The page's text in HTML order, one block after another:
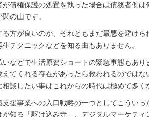
が債権保護の処置を執った場合は債務者側
の山です。
る方が良いのか、それともまだ最悪を避け
テクニックなどを知る由もありません。
いなどで生活原資ショートの緊急事態もあ
えてくれる存在があったら救われるのでは
談したい事はこれからの時代は極めて多く
支援事業への入口戦略の一つとしてこうい
が知る「駆け込み寺」、デジタルマーケテ